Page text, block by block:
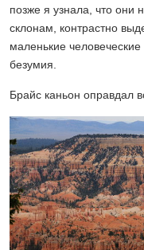
позже я узнала, что они
склонам, контрастно
маленькие
безумия.
Брайс каньон оправдал